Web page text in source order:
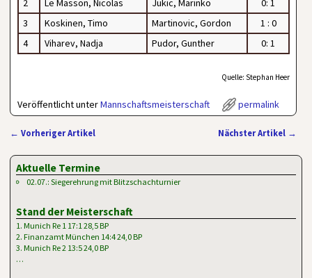
2
Le Masson, Nicolas Jukic, Marinko
0: 1
3
Koskinen, Timo Martinovic, Gordon
1 : 0
4
Viharev, Nadja Pudor, Gunther 0: 1
Quelle: Stephan Heer
Veröffentlicht unterMannschaftsmeisterschaft permalink
← Vorheriger Artikel Nächster Artikel →
Aktuelle Termine
02.07.: Siegerehrung mit Blitzschachturnier
Stand der Meisterschaft
1. Munich Re 1 17:1 28,5 BP
2. Finanzamt München 14:4 24,0 BP
3. Munich Re 2 13:5 24,0 BP
…